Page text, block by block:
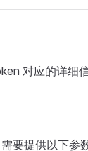
对应的详细信
需要提供以下参